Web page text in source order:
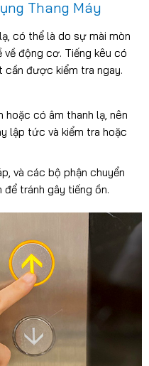
Thang Máy
có thể là do sự mài mòn
động cơ. Tiếng kêu có
cần được kiểm tra ngay.
hoặc có âm thanh lạ, nên
lập tức và kiểm tra hoặc
và các bộ phận chuyển
tránh gây tiếng ồn.